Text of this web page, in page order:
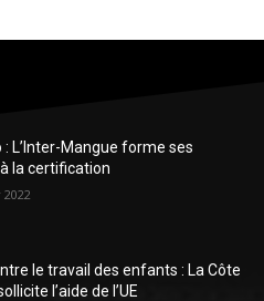
: L’Inter-Mangue forme ses
la certification
le travail des enfants : La Côte
l’aide de l’UE